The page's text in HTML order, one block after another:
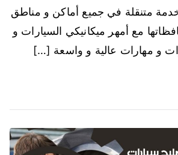
خدمة متنقلة في جميع أماكن و مناطق
مع أمهر ميكانيكي السيارات و
و مهارات عالية و واسعة […]